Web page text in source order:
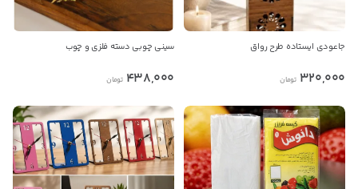
جاعودی ایستاده طرح رواق
320,000 تومان
سینی چوبی دسته فلزی و چوب
438,000 تومان